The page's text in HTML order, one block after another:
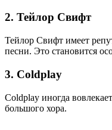
2. Тейлор Свифт
Тейлор Свифт имеет
песни. Это становится
3. Coldplay
Coldplay иногда
большого хора.